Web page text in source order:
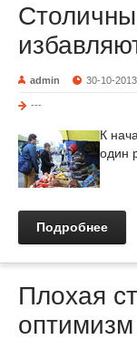
admin 30-10-
---
К
один
Подробнее
Плохая
оптимизм